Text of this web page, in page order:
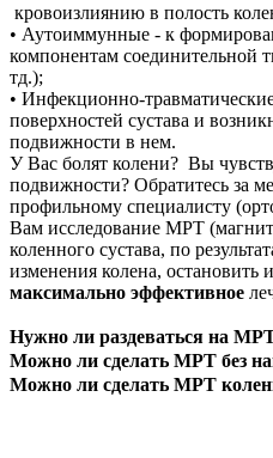
кровоизлиянию в полость
• Аутоиммунные - к
компонентам соединительной
тд.);
• Инфекционно-
поверхностей сустава и
подвижности в нем.
У Вас болят колени? Вы
подвижности? Обратитесь за
профильному специалисту
Вам исследование МРТ
коленного сустава, по
изменения колена, остановить
максимально эффективное
Нужно ли раздеваться на МРТ
Можно ли сделать МРТ без
Можно ли сделать МРТ